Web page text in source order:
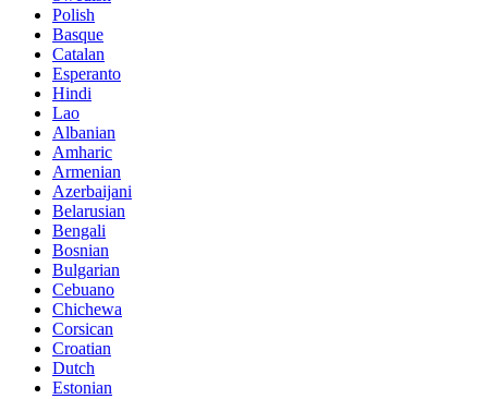
Polish
Basque
Catalan
Esperanto
Hindi
Lao
Albanian
Amharic
Armenian
Azerbaijani
Belarusian
Bengali
Bosnian
Bulgarian
Cebuano
Chichewa
Corsican
Croatian
Dutch
Estonian